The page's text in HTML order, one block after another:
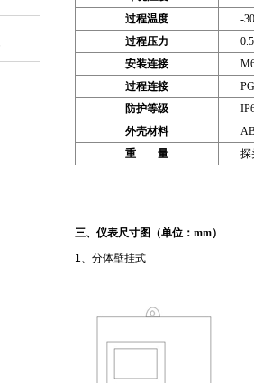
过程温度
-
过程压力
安装连接
过程连接
防护等级
外壳材料
重 量
探
三、仪表尺寸图（单位：mm）
1、分体壁挂式